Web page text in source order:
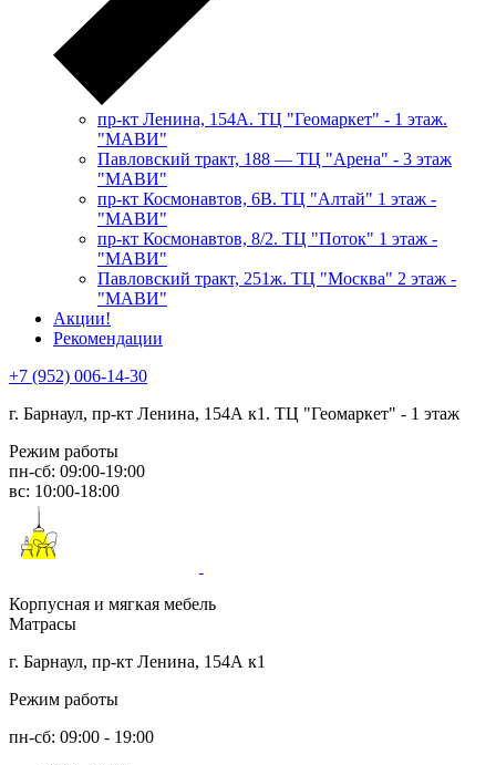
пр-кт Ленина, 154А. ТЦ "Геомаркет" - 1 этаж.
"МАВИ"
​Павловский тракт, 188 — ТЦ "Арена" - 3 этаж
"МАВИ"
пр-кт Космонавтов, 6В. ТЦ "Алтай" 1 этаж -
"МАВИ"
пр-кт Космонавтов, 8/2. ТЦ "Поток" 1 этаж -
"МАВИ"
Павловский тракт, 251ж. ТЦ "Москва" 2 этаж -
"МАВИ"
Акции!
Рекомендации
+7 (952) 006-14-30
г. Барнаул, пр-кт Ленина, 154А к1. ТЦ "Геомаркет" - 1 этаж
Режим работы
пн-сб: 09:00-19:00
вс: 10:00-18:00
Корпусная и мягкая мебель
Матрасы
г. Барнаул, пр-кт Ленина, 154А к1
Режим работы
пн-сб: 09:00 - 19:00